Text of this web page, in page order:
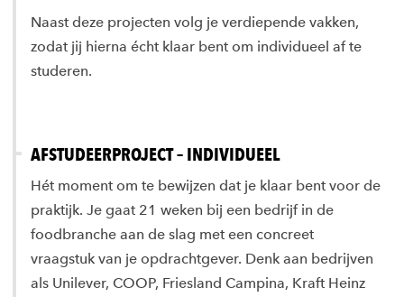
Naast deze projecten volg je verdiepende vakken,
zodat jij hierna écht klaar bent om individueel af te
studeren.
AFSTUDEERPROJECT – INDIVIDUEEL
Hét moment om te bewijzen dat je klaar bent voor de
praktijk. Je gaat 21 weken bij een bedrijf in de
foodbranche aan de slag met een concreet
vraagstuk van je opdrachtgever. Denk aan bedrijven
als Unilever, COOP, Friesland Campina, Kraft Heinz